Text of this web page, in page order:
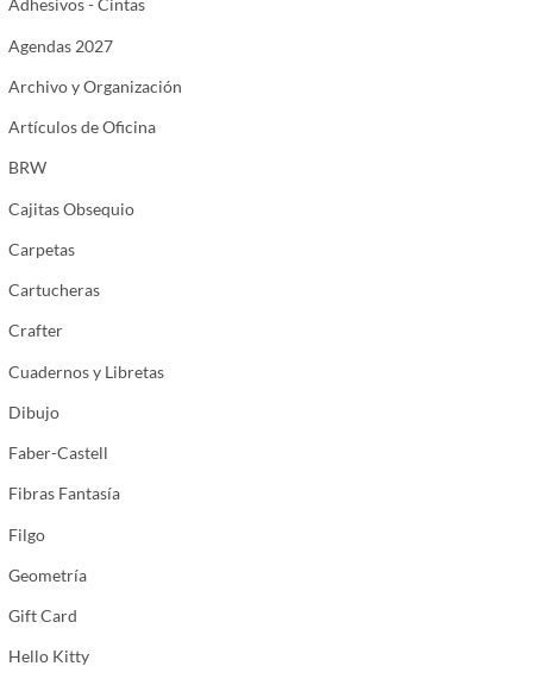
Adhesivos - Cintas
Agendas 2027
Archivo y Organización
Artículos de Oficina
BRW
Cajitas Obsequio
Carpetas
Cartucheras
Crafter
Cuadernos y Libretas
Dibujo
Faber-Castell
Fibras Fantasía
Filgo
Geometría
Gift Card
Hello Kitty